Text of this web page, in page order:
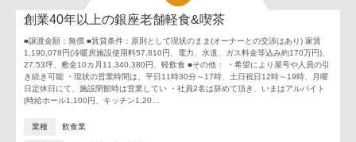
創業40年以上の銀座老舗軽食&喫茶
■譲渡金額：無償 ■賃貸条件：原則として現状のまま(オーナーとの交渉はあり) 家賃
1,190,078円(冷暖房施設使用料57,810円、電力、水道、ガス料金等込み約170万円)、
27.53坪、敷金10カ月11,340,380円、軽飲食 ■その他： ・希望により屋号や人員の引
き続き可能 ・現状の営業時間は、平日11時30分～17時、土日祝日12時～19時、月曜
日定休日にて、施設閉館時は営業してい ・社員2名は辞めて頂き、いまはアルバイト
(時給ホール1,100円、キッチン1,20…
業種 飲食業